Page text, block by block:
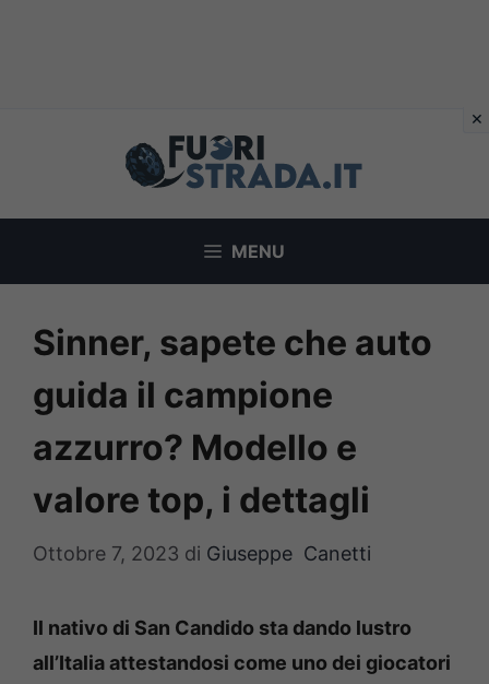
MENU
Sinner, sapete che auto
guida il campione
azzurro? Modello e
valore top, i dettagli
Ottobre 7, 2023 di Giuseppe Canetti
Il nativo di San Candido sta dando lustro
all’Italia attestandosi come uno dei giocatori